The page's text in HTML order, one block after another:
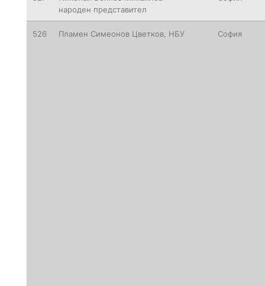
народен представител
526 Пламен Симеонов Цветков, НБУ София